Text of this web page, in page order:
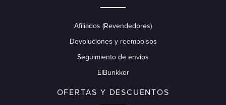
Afiliados (Revendedores)
Devoluciones y reembolsos
Seguimiento de envios
ElBunkker
OFERTAS Y DESCUENTOS